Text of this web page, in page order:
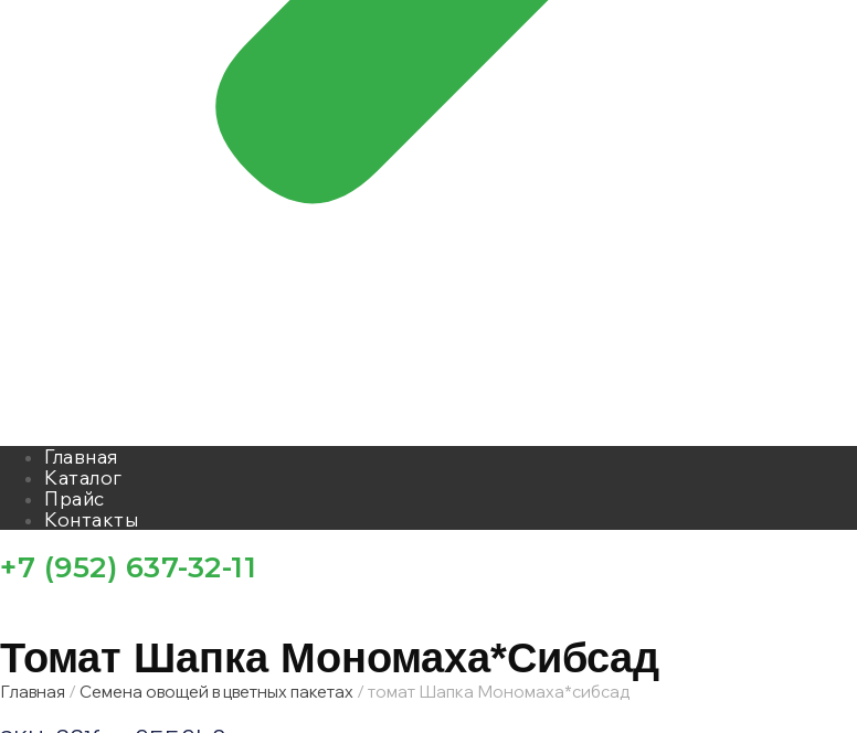
Главная
Каталог
Прайс
Контакты
+7 (952) 637-32-11
Томат Шапка Мономаха*сибсад
Главная / Семена овощей в цветных пакетах / томат Шапка Мономаха*сибсад